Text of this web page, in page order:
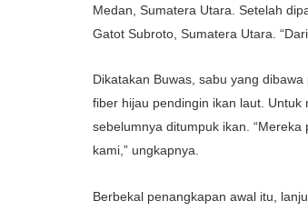
Medan, Sumatera Utara. Setelah
Gatot Subroto, Sumatera Utara.
Dikatakan Buwas, sabu yang
fiber hijau pendingin ikan laut.
sebelumnya ditumpuk ikan.
kami,” ungkapnya.
Berbekal penangkapan awal itu,